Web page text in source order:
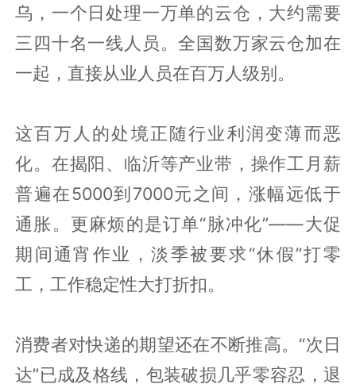
乌，一个日处理一万单的云仓，大约需要
三四十名一线人员。全国数万家云仓加在
一起，直接从业人员在百万人级别。
这百万人的处境正随行业利润变薄而恶
化。在揭阳、临沂等产业带，操作工月薪
普遍在5000到7000元之间，涨幅远低于
通胀。更麻烦的是订单“脉冲化”——大促
期间通宵作业，淡季被要求“休假”打零
工，工作稳定性大打折扣。
消费者对快递的期望还在不断推高。“次日
达”已成及格线，包装破损几乎零容忍，退